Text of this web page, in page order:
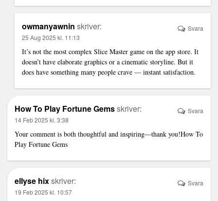
owmanyawnin skriver:
25 Aug 2025 kl. 11:13
It’s not the most complex Slice Master game on the app store. It
doesn’t have elaborate graphics or a cinematic storyline. But it
does have something many people crave — instant satisfaction.
Svara
How To Play Fortune Gemsskriver:
14 Feb 2025 kl. 3:38
Your comment is both thoughtful and inspiring—thank you!How To
Play Fortune Gems
Svara
ellyse hixskriver:
19 Feb 2025 kl. 10:57
Svara